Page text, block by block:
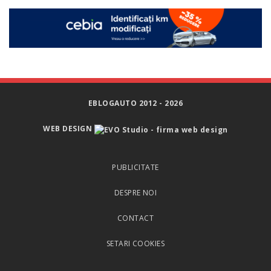
EBLOGAUTO 2012 - 2026
WEB DESIGN
PUBLICITATE
DESPRE NOI
CONTACT
SETARI COOKIES